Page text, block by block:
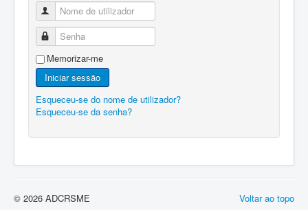
Nome de utilizador
Senha
Memorizar-me
Iniciar sessão
Esqueceu-se do nome de utilizador?
Esqueceu-se da senha?
Voltar ao topo
© 2026 ADCRSME